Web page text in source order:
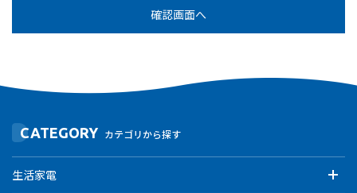
CATEGORY カテゴリから探す
生活家電